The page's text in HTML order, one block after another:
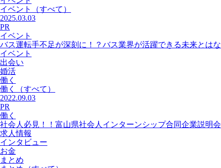
イベント
（すべて）
2025.03.03
PR
イベント
バス運転手不足が深刻に！？バス業界が活躍できる未来とは
イベント
出会い
婚活
働く
働く
（すべて）
2022.09.03
PR
働く
社会人必見！！富山県社会人インターンシップ合同企業説明会
求人情報
インタビュー
お金
まとめ